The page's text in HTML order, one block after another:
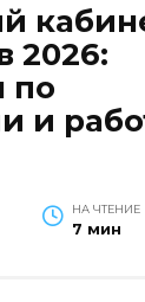
2026:
по
и
НА ЧТЕНИЕ
7 мин